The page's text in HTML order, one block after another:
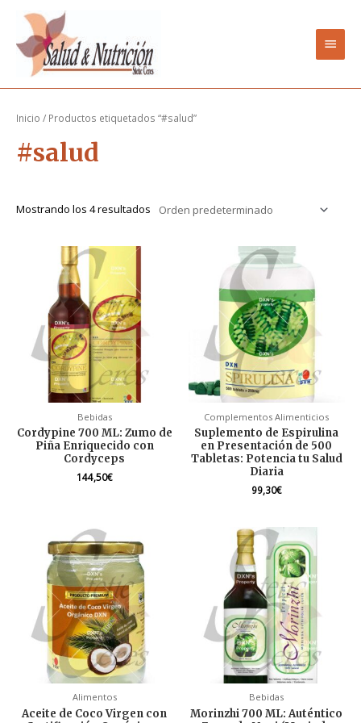
contenido
Inicio / Productos etiquetados “#salud”
#salud
Mostrando los 4 resultados
Bebidas
Cordypine 700 ML: Zumo de
Piña Enriquecido con
Cordyceps
144,50€
Complementos Alimenticios
Suplemento de Espirulina
en Presentación de 500
Tabletas: Potencia tu Salud
Diaria
99,30€
Alimentos
Aceite de Coco Virgen con
Bebidas
Morinzhi 700 ML: Auténtico